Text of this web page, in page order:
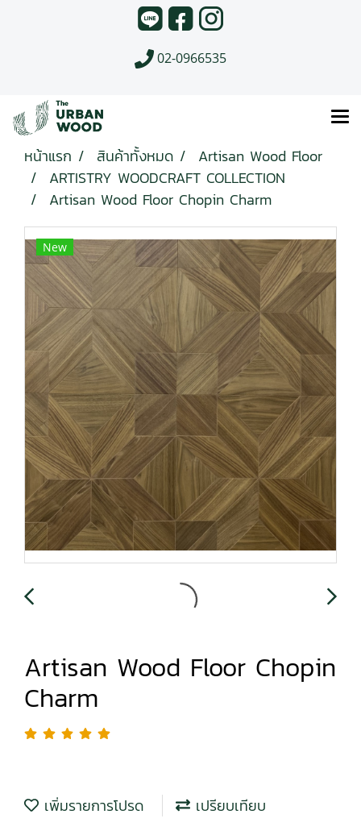
02-0966535
หน้าแรก สินค้าทั้งหมด
Artisan Wood Floor
ARTISTRY WOODCRAFT COLLECTION
Artisan Wood Floor Chopin Charm
New
Artisan Wood Floor Chopin
Charm
เพิ่มรายการโปรด
เปรียบเทียบ